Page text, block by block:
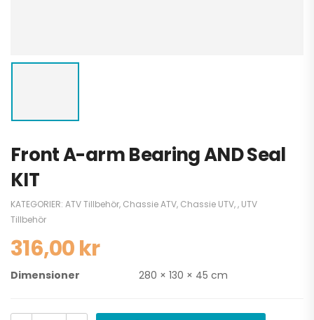
Front A-arm Bearing AND Seal
KIT
KATEGORIER: ATV Tillbehör, Chassie ATV, Chassie UTV,, UTV
Tillbehör
316,00kr
Dimensioner 280 × 130 × 45 cm